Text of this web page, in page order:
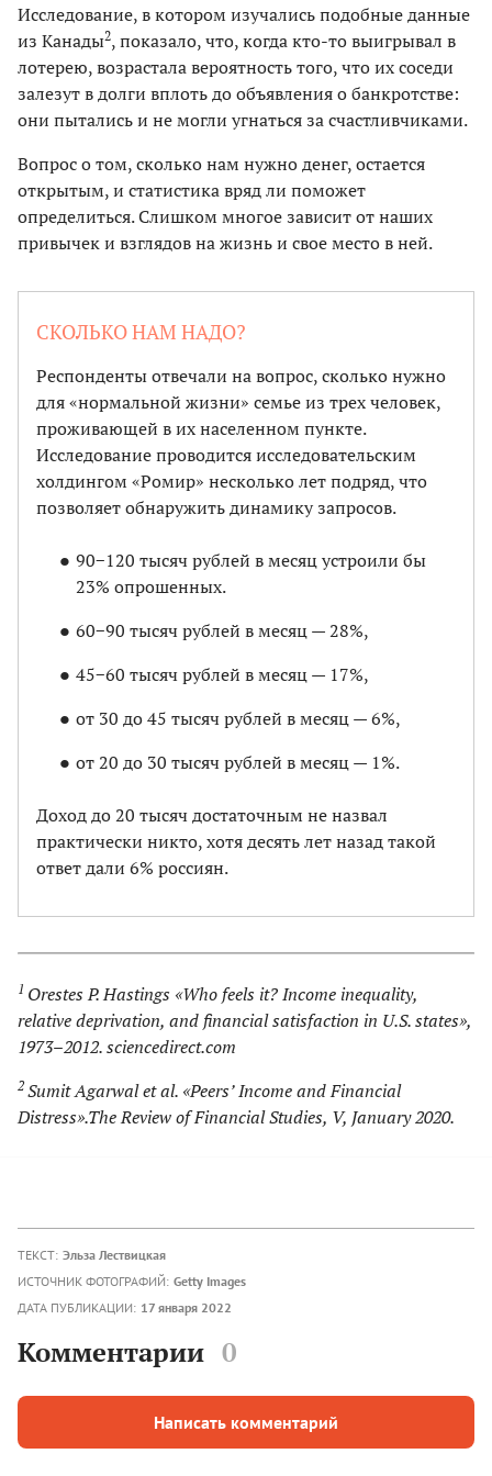
Исследование, в котором изучались подобные данные
из Канады2, показало, что, когда кто-то выигрывал в
лотерею, возрастала вероятность того, что их соседи
залезут в долги вплоть до объявления о банкротстве:
они пытались и не могли угнаться за счастливчиками.
Вопрос о том, сколько нам нужно денег, остается
открытым, и статистика вряд ли поможет
определиться. Слишком многое зависит от наших
привычек и взглядов на жизнь и свое место в ней.
СКОЛЬКО НАМ НАДО?
Респонденты отвечали на вопрос, сколько нужно
для «нормальной жизни» семье из трех человек,
проживающей в их населенном пункте.
Исследование прово­дится исследовательским
холдингом «Ромир» несколько лет подряд, что
позволяет обнаружить динамику запросов.
90−120 тысяч рублей в месяц устроили бы
23% опрошенных.
60−90 тысяч рублей в месяц — 28%,
45−60 тысяч рублей в месяц — 17%,
от 30 до 45 тысяч рублей в месяц — 6%,
от 20 до 30 тысяч рублей в месяц — 1%.
Доход до 20 тысяч достаточным не назвал
практически никто, хотя десять лет назад такой
ответ дали 6% россиян.
1 Orestes P. Hastings «Who feels it? Income inequality,
relative deprivation, and financial satisfaction in U.S. states»,
1973–2012. sciencedirect.com
2 Sumit Agarwal et al. «Peers’ Income and Financial
Distress».The Review of Financial Studies, V, January 2020.
ТЕКСТ: Эльза Лествицкая
ИСТОЧНИК ФОТОГРАФИЙ: Getty Images
ДАТА ПУБЛИКАЦИИ: 17 января 2022
Комментарии 0
Написать комментарий